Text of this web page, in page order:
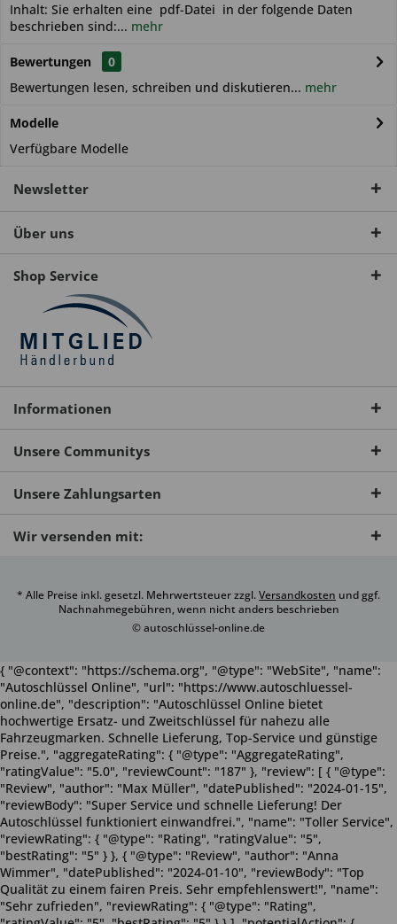
Inhalt: Sie erhalten eine pdf-Datei in der folgende Daten
beschrieben sind:... mehr
Bewertungen
0
Bewertungen lesen, schreiben und diskutieren... mehr
Modelle
Verfügbare Modelle
Newsletter
Über uns
Shop Service
Informationen
Unsere Communitys
Unsere Zahlungsarten
Wir versenden mit:
* Alle Preise inkl. gesetzl. Mehrwertsteuer zzgl.Versandkosten und ggf.
Nachnahmegebühren, wenn nicht anders beschrieben
© autoschlüssel-online.de
{ "@context": "https://schema.org", "@type": "WebSite", "name":
"Autoschlüssel Online", "url": "https://www.autoschluessel-
online.de", "description": "Autoschlüssel Online bietet
hochwertige Ersatz- und Zweitschlüssel für nahezu alle
Fahrzeugmarken. Schnelle Lieferung, Top-Service und günstige
Preise.", "aggregateRating": { "@type": "AggregateRating",
"ratingValue": "5.0", "reviewCount": "187" }, "review": [ { "@type":
"Review", "author": "Max Müller", "datePublished": "2024-01-15",
"reviewBody": "Super Service und schnelle Lieferung! Der
Autoschlüssel funktioniert einwandfrei.", "name": "Toller Service",
"reviewRating": { "@type": "Rating", "ratingValue": "5",
"bestRating": "5" } }, { "@type": "Review", "author": "Anna
Wimmer", "datePublished": "2024-01-10", "reviewBody": "Top
Qualität zu einem fairen Preis. Sehr empfehlenswert!", "name":
"Sehr zufrieden", "reviewRating": { "@type": "Rating",